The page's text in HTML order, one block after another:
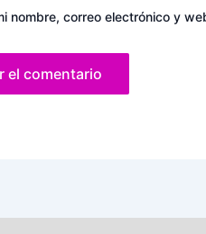
nombre, correo electrónico y